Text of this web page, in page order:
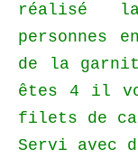
réalisé
personnes
de la
êtes 4 il
filets de
Servi avec